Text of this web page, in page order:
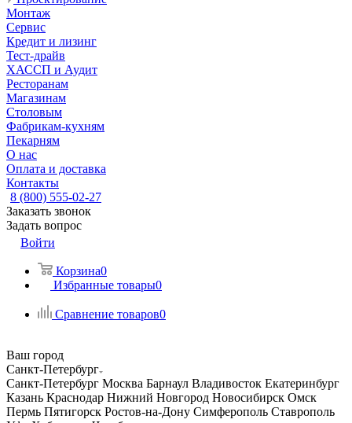
Монтаж
Сервис
Кредит и лизинг
Тест-драйв
ХАССП и Аудит
Ресторанам
Магазинам
Столовым
Фабрикам-кухням
Пекарням
О нас
Оплата и доставка
Контакты
8 (800) 555-02-27
Заказать звонок
Задать вопрос
Войти
Корзина0
Избранные товары0
Сравнение товаров0
Ваш город
Санкт-Петербург
Санкт-Петербург Москва Барнаул Владивосток Екатеринбург
Казань Краснодар Нижний Новгород Новосибирск Омск
Пермь Пятигорск Ростов-на-Дону Симферополь Ставрополь